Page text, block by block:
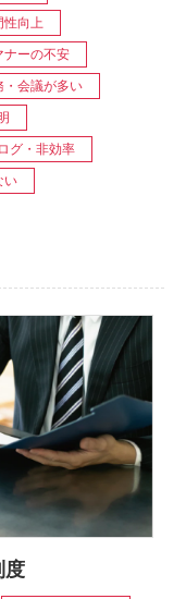
性向上
ナーの不安
・会議が多い
グ・非効率
い
度